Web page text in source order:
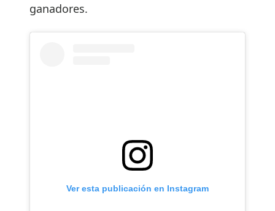
ganadores.
Ver esta publicación en Instagram